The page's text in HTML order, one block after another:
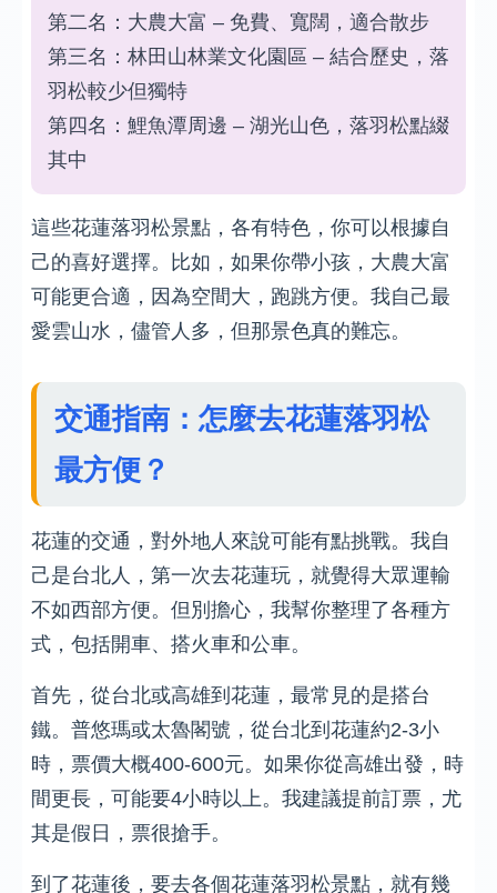
第二名：大農大富 – 免費、寬闊，適合散步
第三名：林田山林業文化園區 – 結合歷史，落
羽松較少但獨特
第四名：鯉魚潭周邊 – 湖光山色，落羽松點綴
其中
這些花蓮落羽松景點，各有特色，你可以根據自
己的喜好選擇。比如，如果你帶小孩，大農大富
可能更合適，因為空間大，跑跳方便。我自己最
愛雲山水，儘管人多，但那景色真的難忘。
交通指南：怎麼去花蓮落羽松
最方便？
花蓮的交通，對外地人來說可能有點挑戰。我自
己是台北人，第一次去花蓮玩，就覺得大眾運輸
不如西部方便。但別擔心，我幫你整理了各種方
式，包括開車、搭火車和公車。
首先，從台北或高雄到花蓮，最常見的是搭台
鐵。普悠瑪或太魯閣號，從台北到花蓮約2-3小
時，票價大概400-600元。如果你從高雄出發，時
間更長，可能要4小時以上。我建議提前訂票，尤
其是假日，票很搶手。
到了花蓮後，要去各個花蓮落羽松景點，就有幾